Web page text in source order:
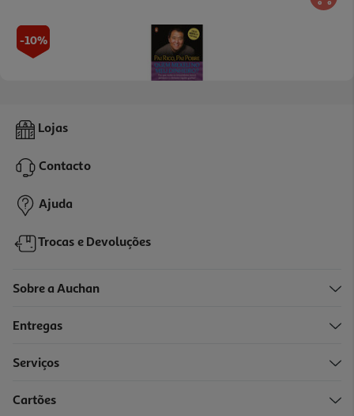
-10%
Livro Pai Rico Pai Pobre - Quem Mexeu No Meu Dinheiro?
17,85 € PVP de editor
16,07 €
-10%
Lojas
Contacto
Ajuda
Trocas e Devoluções
Sobre a Auchan
Entregas
Serviços
Cartões